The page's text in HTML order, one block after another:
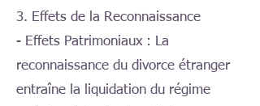
3. Effets de la Reconnaissance
- Effets Patrimoniaux : La
reconnaissance du divorce étranger
entraîne la liquidation du régime